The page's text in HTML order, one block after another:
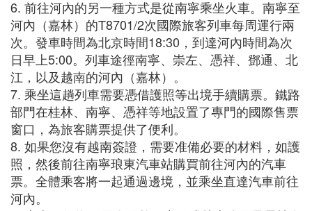
6. 前往河內的另一種方式是從南寧乘坐火車。南寧至
河內（嘉林）的T8701/2次國際旅客列車每周運行兩
次。發車時間為北京時間18:30，到達河內時間為次
日早上5:00。列車途徑南寧、崇左、憑祥、鄧通、北
江，以及越南的河內（嘉林）。
7. 乘坐這趟列車需要憑借護照等出境手續購票。鐵路
部門在桂林、南寧、憑祥等地設置了專門的國際售票
窗口，為旅客購票提供了便利。
8. 如果您沒有越南簽證，需要准備必要的材料，如護
照，然後前往南寧琅東汽車站購買前往河內的汽車
票。全體乘客將一起通過邊境，並乘坐直達汽車前往
河內。